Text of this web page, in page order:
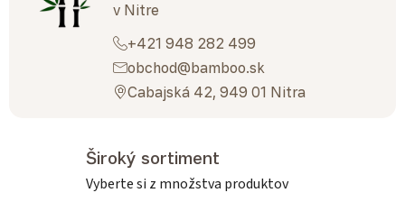
v Nitre
+421 948 282 499
obchod@bamboo.sk
Cabajská 42, 949 01 Nitra
Široký sortiment
Vyberte si z množstva produktov